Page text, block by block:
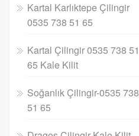
Kartal Karlıktepe Çilingir
0535 738 51 65
Kartal Çilingir 0535 738 51
65 Kale Kilit
Soğanlık Çilingir-0535 738
51 65